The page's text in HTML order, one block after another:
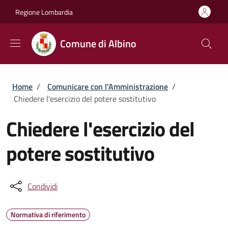
Regione Lombardia
Comune di Albino
Briciole di pane
Home / Comunicare con l'Amministrazione /
Chiedere l'esercizio del potere sostitutivo
Chiedere l'esercizio del
potere sostitutivo
Condividi
Normativa di riferimento